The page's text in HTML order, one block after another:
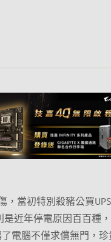
，當初特別殺豬公買
近年停電原因百百種
電腦不僅求償無門，珍